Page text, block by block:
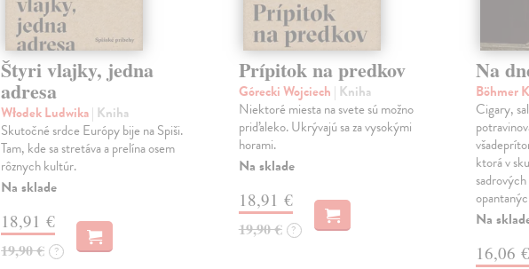
Štyri vlajky, jedna
adresa
Włodek Ludwika| Kniha
Skutočné srdce Európy bije na Spiši.
Tam, kde sa stretáva a prelína osem
rôznych kultúr.
Na sklade
18,91 €
19,90 € ?
Prípitok na predkov
Górecki Wojciech | Kniha
Niektoré miesta na svete sú možno
priďaleko. Ukrývajú sa za vysokými
horami.
Na sklade
18,91 €
19,90 € ?
Na
Böhmer
Cigary,
ktorá v
Na
16,06 €